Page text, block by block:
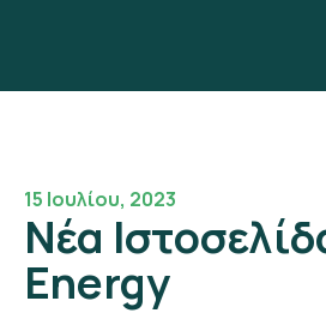
15 Ιουλίου, 2023
Νέα
Energy